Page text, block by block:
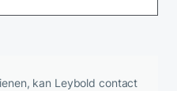
kan Leybold contact